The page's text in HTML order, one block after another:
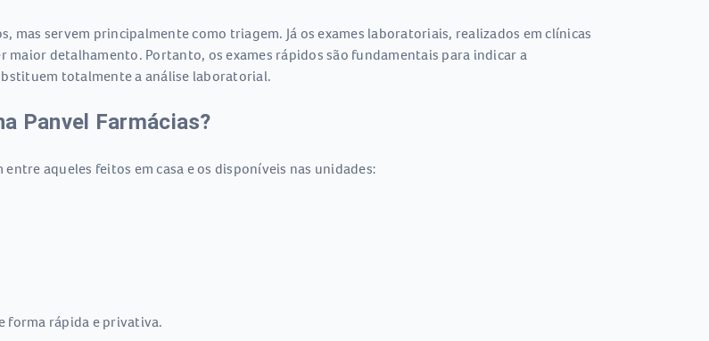
mas servem principalmente como triagem. Já os exames laboratoriais, realizados em clínicas
detalhamento. Portanto, os exames rápidos são fundamentais para indicar a
totalmente a análise laboratorial.
Panvel Farmácias?
aqueles feitos em casa e os disponíveis nas unidades:
forma rápida e privativa.